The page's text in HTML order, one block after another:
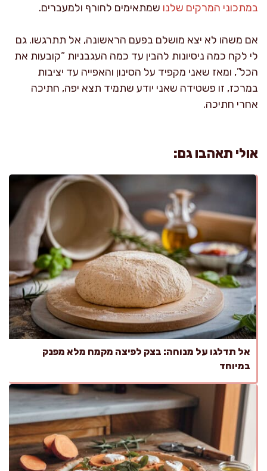
במתכוני המרקים שלנו שמתאימים לחורף ולמעברים.
אם משהו לא יצא מושלם בפעם הראשונה, אל תתרגשו. גם
לי לקח כמה ניסיונות להבין עד כמה העגבניות “קובעות את
הכל”, ומאז שאני מקפיד על הסינון והאפייה עד יציבות
במרכז, זו פשטידה שאני יודע שתמיד תצא יפה, חתיכה
אחרי חתיכה.
אולי תאהבו גם:
אל תדלגו על מנוחה: בצק לפיצה מקמח מלא מפנק
במיוחד